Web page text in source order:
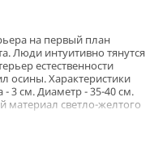
на первый план
Люди интуитивно тянутся
естественности
осины. Характеристики
3 см. Диаметр - 35-40 см.
материал светло-желтого
уникальным свойством: